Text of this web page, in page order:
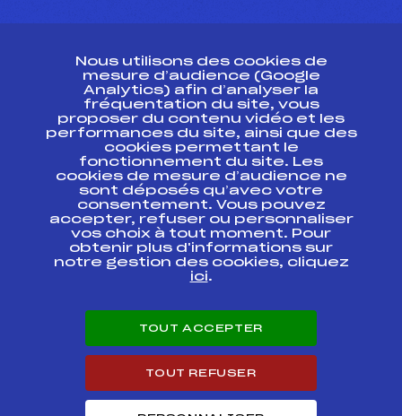
Ressources
Pass’Neige
Projet sportif fédéral
Projet de performance fédéral
Antidopage
Pôle Développement, Formation, Suivi
Scientifique
Listes ministérielles
Pôle vie de l’athlète
Enseignement professionnel
Carrières
Nous utilisons des cookies de
mesure d’audience (Google
Analytics) afin d’analyser la
fréquentation du site, vous
proposer du contenu vidéo et les
performances du site, ainsi que des
cookies permettant le
fonctionnement du site. Les
cookies de mesure d’audience ne
sont déposés qu’avec votre
consentement. Vous pouvez
accepter, refuser ou personnaliser
vos choix à tout moment. Pour
obtenir plus d'informations sur
notre gestion des cookies, cliquez
ici.
TOUT ACCEPTER
TOUT REFUSER